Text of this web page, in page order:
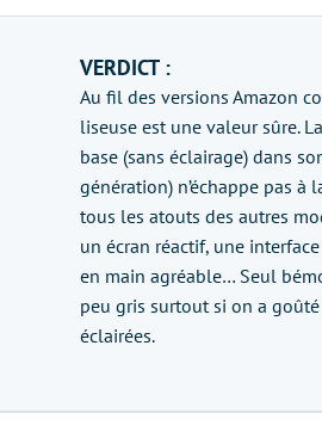
VERDICT :
Au fil des versions Amazon
liseuse est une valeur sûre.
base (sans éclairage) dans
génération) n’échappe pas à
tous les atouts des autres
un écran réactif, une
en main agréable… Seul
peu gris surtout si on a
éclairées.